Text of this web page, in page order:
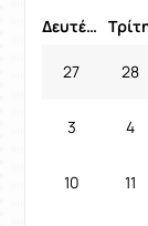
Δευτέρα
27 28
3 4
10 11